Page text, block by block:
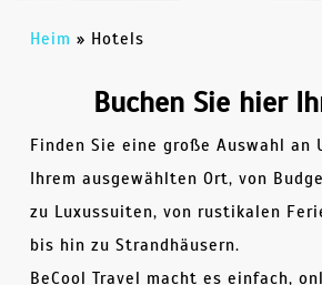
Heim » Hotels
Buchen Sie hier
Finden Sie eine große Auswahl an
Ihrem ausgewählten Ort, von
zu Luxussuiten, von rustikalen
bis hin zu Strandhäusern.
BeCool Travel macht es einfach,